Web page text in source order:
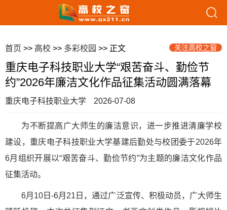
首页 >> 高校 >> 多彩校园 >> 正文 关注高校之窗
重庆电子科技职业大学“艰苦奋斗、勤俭节
约”2026年廉洁文化作品征集活动圆满落幕
重庆电子科技职业大学 2026-07-08
为不断提高广大师生的廉洁意识，进一步推进清廉学校
建设，重庆电子科技职业大学基建后勤处与校团委于2026年
6月组织开展以“艰苦奋斗、勤俭节约”为主题的廉洁文化作品
征集活动。
6月10日-6月21日，通过广泛宣传、积极动员，广大师生